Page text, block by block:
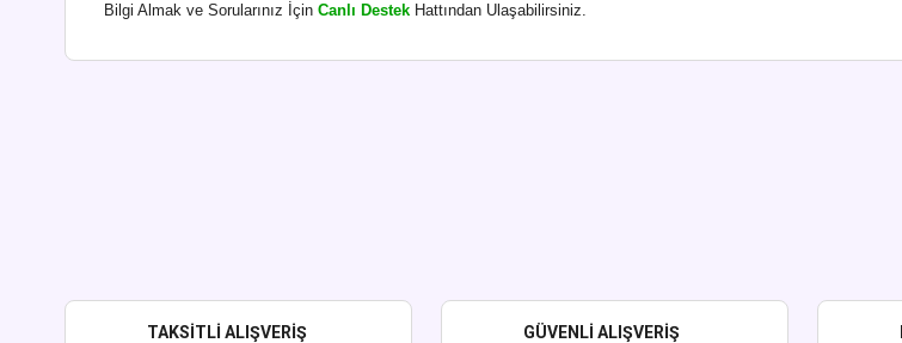
Bilgi Almak ve Sorularınız İçin Canlı Destek Hattından Ulaşabilirsiniz.
Ürün fiyatı diğer sitelerden daha pahalı.
TAKSİTLİ ALIŞVERİŞ
GÜVENLİ ALIŞVERİŞ